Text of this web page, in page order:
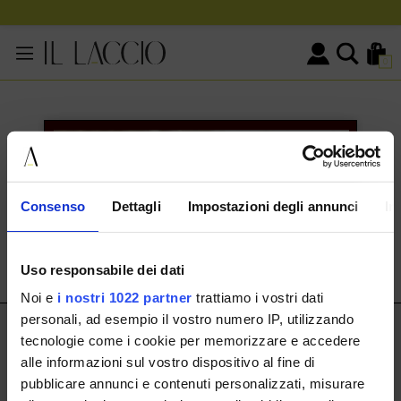
Consenso Dettagli Impostazioni degli annunci
Uso responsabile dei dati
Noi e i nostri 1022 partner trattiamo i vostri dati
personali, ad esempio il vostro numero IP, utilizzando
tecnologie come i cookie per memorizzare e accedere
alle informazioni sul vostro dispositivo al fine di
pubblicare annunci e contenuti personalizzati, misurare
0
KONTAKTINFORMATIONEN
Via Cassala 20 25126 Brescia
+393291008001
IL LACCIO
IL LACCIO